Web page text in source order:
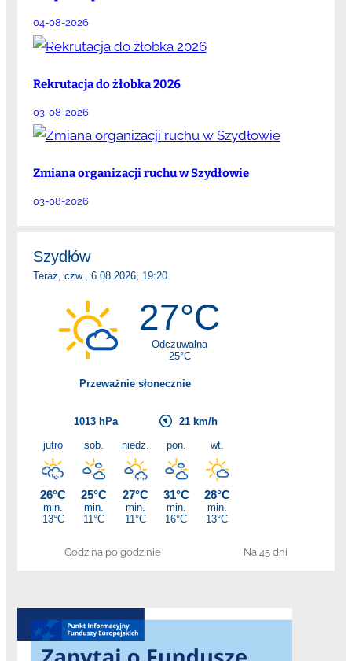
04-08-2026
Rekrutacja do żłobka 2026
03-08-2026
Zmiana organizacji ruchu w Szydłowie
03-08-2026
Godzina po godzinie Na 45 dni